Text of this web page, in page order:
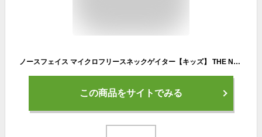
ノースフェイス マイクロフリースネックゲイター【キッズ】 THE NORTH FACE Micro Fleece Neck Gaiter ジュニア 子供 NNJ72300 ネックゲイター ネックウォーマー おしゃれ 防寒 キャンプ アウトドア 【正規品】
この商品をサイトでみる